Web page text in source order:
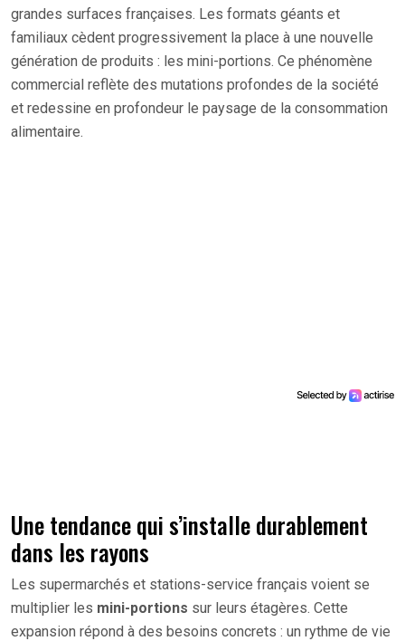
grandes surfaces françaises. Les formats géants et
familiaux cèdent progressivement la place à une nouvelle
génération de produits : les mini-portions. Ce phénomène
commercial reflète des mutations profondes de la société
et redessine en profondeur le paysage de la consommation
alimentaire.
Une tendance qui s’installe durablement
dans les rayons
Les supermarchés et stations-service français voient se
multiplier les mini-portions sur leurs étagères. Cette
expansion répond à des besoins concrets : un rythme de vie